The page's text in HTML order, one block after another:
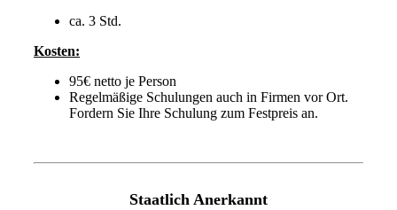
ca. 3 Std.
Kosten:
95€ netto je Person
Regelmäßige Schulungen auch in Firmen vor Ort.
Fordern Sie Ihre Schulung zum Festpreis an.
Staatlich Anerkannt